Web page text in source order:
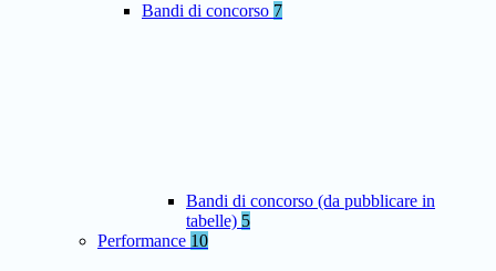
Bandi di concorso 7
Bandi di concorso (da pubblicare in
tabelle) 5
Performance 10